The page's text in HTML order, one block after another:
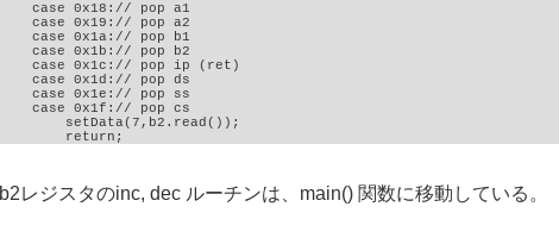
case 0x18:// pop a1
case 0x19:// pop a2
case 0x1a:// pop b1
case 0x1b:// pop b2
case 0x1c:// pop ip (ret)
case 0x1d:// pop ds
case 0x1e:// pop ss
case 0x1f:// pop cs
setData(7,b2.read());
return;
b2レジスタのinc, dec ルーチンは、main() 関数に移動している。